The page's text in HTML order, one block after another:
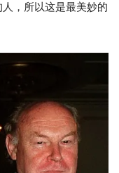
，所以这是最美妙的